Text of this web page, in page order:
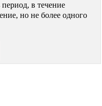
период, в течение
но не более одного